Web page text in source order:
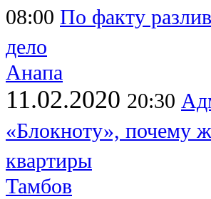
08:00 По факту
дело
Анапа
11.02.2020 20:30
«Блокноту», почему
квартиры
Тамбов